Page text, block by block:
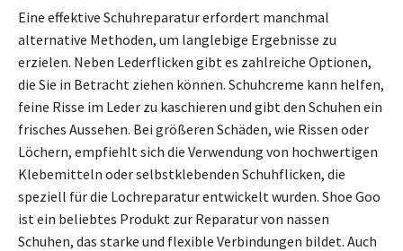
Eine effektive Schuhreparatur erfordert manchmal
alternative Methoden, um langlebige Ergebnisse zu
erzielen. Neben Lederflicken gibt es zahlreiche Optionen,
die Sie in Betracht ziehen können. Schuhcreme kann helfen,
feine Risse im Leder zu kaschieren und gibt den Schuhen ein
frisches Aussehen. Bei größeren Schäden, wie Rissen oder
Löchern, empfiehlt sich die Verwendung von hochwertigen
Klebemitteln oder selbstklebenden Schuhflicken, die
speziell für die Lochreparatur entwickelt wurden. Shoe Goo
ist ein beliebtes Produkt zur Reparatur von nassen
Schuhen, das starke und flexible Verbindungen bildet. Auch